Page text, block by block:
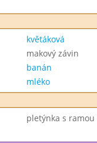
květáková
makový závin
banán
mléko
pletýnka s